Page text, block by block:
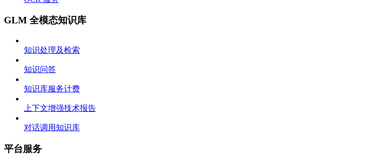
GLM 全模态知识库
知识处理及检索
知识问答
知识库服务计费
上下文增强技术报告
对话调用知识库
平台服务